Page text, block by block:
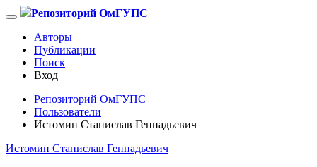
Репозиторий ОмГУПС
Авторы
Публикации
Поиск
Вход
Репозиторий ОмГУПС
Пользователи
Истомин Станислав Геннадьевич
Истомин Станислав Геннадьевич